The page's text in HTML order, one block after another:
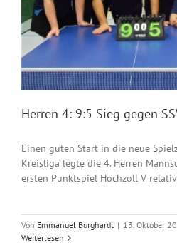
Herren 4: 9:5 Sieg gegen
Einen guten Start in die neue
Kreisliga legte die 4. Herren
ersten Punktspiel Hochzoll V
Von Emmanuel Burghardt | 13. Oktober
Weiterlesen